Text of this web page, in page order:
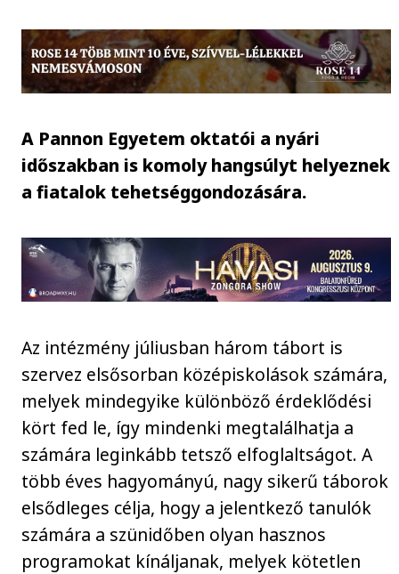
A Pannon Egyetem oktatói a nyári
időszakban is komoly hangsúlyt helyeznek
a fiatalok tehetséggondozására.
Az intézmény júliusban három tábort is
szervez elsősorban középiskolások számára,
melyek mindegyike különböző érdeklődési
kört fed le, így mindenki megtalálhatja a
számára leginkább tetsző elfoglaltságot. A
több éves hagyományú, nagy sikerű táborok
elsődleges célja, hogy a jelentkező tanulók
számára a szünidőben olyan hasznos
programokat kínáljanak, melyek kötetlen